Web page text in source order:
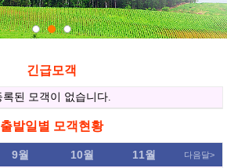
긴급모객
출발일별 모객현황